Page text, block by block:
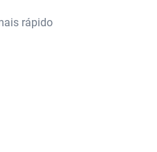
rápido